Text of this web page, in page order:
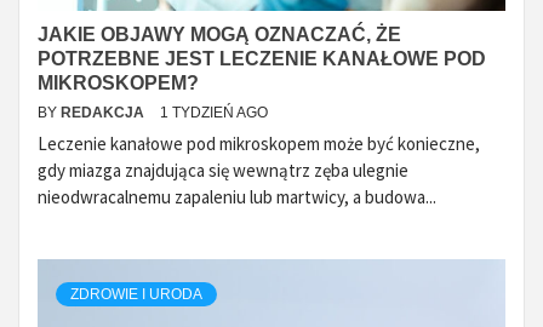
JAKIE OBJAWY MOGĄ OZNACZAĆ, ŻE
POTRZEBNE JEST LECZENIE KANAŁOWE POD
MIKROSKOPEM?
BY REDAKCJA 1 TYDZIEŃ AGO
Leczenie kanałowe pod mikroskopem może być konieczne,
gdy miazga znajdująca się wewnątrz zęba ulegnie
nieodwracalnemu zapaleniu lub martwicy, a budowa...
ZDROWIE I URODA